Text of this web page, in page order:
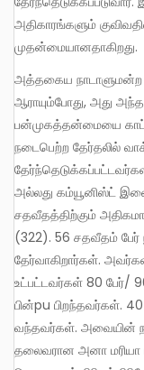
அதிகாரங்களும்
முதன்மையானதாகிறது.
அத்தகைய நாடாளுமன்ற அவையில் யார் இடம்பெற்றிருக்கிறார்கள்? என
ஆராயும்போது, அது
பன்முகத்தன்மையை
நடைபெற்ற தேர்தலில்
அல்லது கம்யூனிஸ்ட்
சதவீதத்திற்கும்
(322). 56 சதவீதம் பேர்
தேர்வாகிறார்கள்.
உட்பட்டவர்கள் 80 பேர்/ 90
பின்pu பிறந்தவர்கள். 40
வந்தவர்கள். அவையின்
தலைவரான அனா மரியா